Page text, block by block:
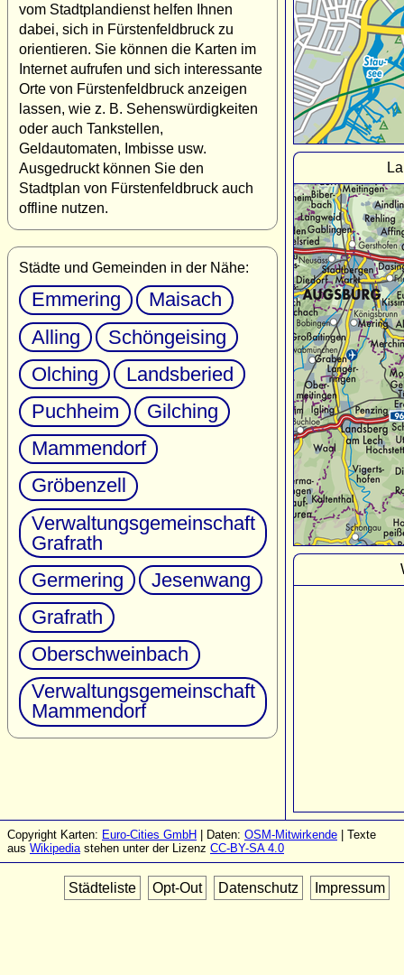
vom Stadtplandienst helfen Ihnen
dabei, sich in Fürstenfeldbruck zu
orientieren. Sie können die Karten im
Internet aufrufen und sich interessante
Orte von Fürstenfeldbruck anzeigen
lassen, wie z. B. Sehenswürdigkeiten
oder auch Tankstellen,
Geldautomaten, Imbisse usw.
Ausgedruckt können Sie den
Stadtplan von Fürstenfeldbruck auch
offline nutzen.
Städte und Gemeinden in der Nähe:
Emmering
Maisach
Alling
Schöngeising
Olching
Landsberied
Puchheim
Gilching
Mammendorf
Gröbenzell
Verwaltungsgemeinschaft
Grafrath
Germering
Jesenwang
Grafrath
Oberschweinbach
Verwaltungsgemeinschaft
Mammendorf
Copyright Karten: Euro-Cities GmbH | Daten: OSM-Mitwirkende | Texte
aus Wikipediastehen unter der Lizenz CC-BY-SA 4.0
Städteliste Opt-Out Datenschutz Impressum